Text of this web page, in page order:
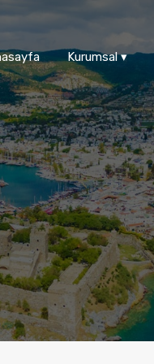
Kurumsal ▾